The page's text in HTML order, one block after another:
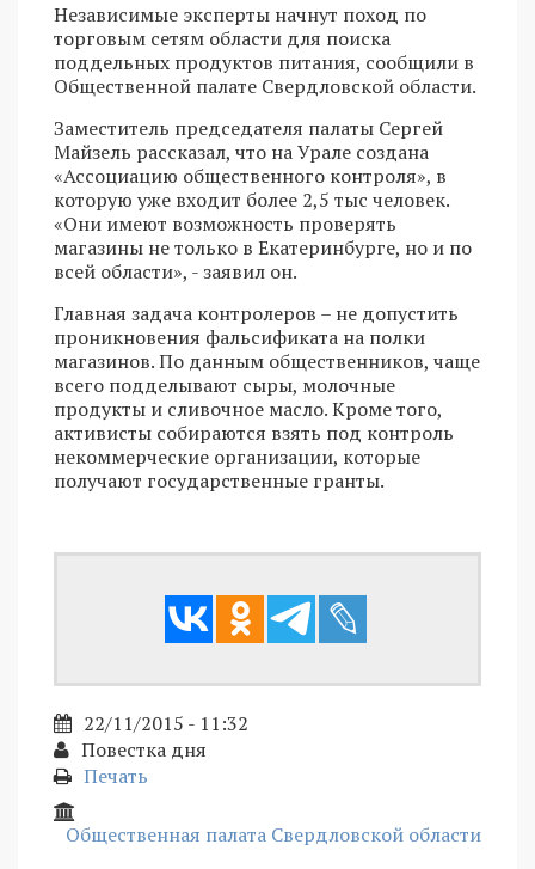
Независимые эксперты начнут поход по
торговым сетям области для поиска
поддельных продуктов питания, сообщили в
Общественной палате Свердловской области.
Заместитель председателя палаты Сергей
Майзель рассказал, что на Урале создана
«Ассоциацию общественного контроля», в
которую уже входит более 2,5 тыс человек.
«Они имеют возможность проверять
магазины не только в Екатеринбурге, но и по
всей области», - заявил он.
Главная задача контролеров – не допустить
проникновения фальсификата на полки
магазинов. По данным общественников, чаще
всего подделывают сыры, молочные
продукты и сливочное масло. Кроме того,
активисты собираются взять под контроль
некоммерческие организации, которые
получают государственные гранты.
22/11/2015 - 11:32
Повестка дня
Печать
Общественная палата Свердловской области